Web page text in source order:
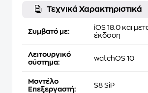
Τεχνικά Χαρακτηριστικά
Συμβατό με:
iOS 18.0 και
έκδοση
Λειτουργικό
σύστημα:
watchOS 10
Μοντέλο
Επεξεργαστή:
S8 SiP